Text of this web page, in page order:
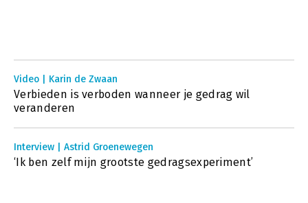
Video | Karin de Zwaan
Verbieden is verboden wanneer je gedrag wil
veranderen
Interview | Astrid Groenewegen
‘Ik ben zelf mijn grootste gedragsexperiment’